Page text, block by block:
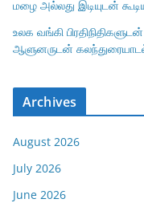
மழை அல்லது இடியுடன்
உலக வங்கி
ஆளுனருடன்
Archives
August 2026
July 2026
June 2026